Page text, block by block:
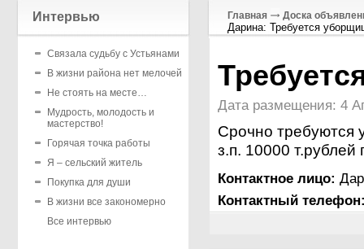
Интервью
Связала судьбу с Устьянами
В жизни района нет мелочей
Не стоять на месте…
Мудрость, молодость и
мастерство!
Горячая точка работы
Я – сельский житель
Покупка для души
В жизни все закономерно
Все интервью
Главная Доска
Дарина: Требуется
Дата размещения: 4
Срочно требуются
з.п. 10000
Контактное лицо:
Контактный